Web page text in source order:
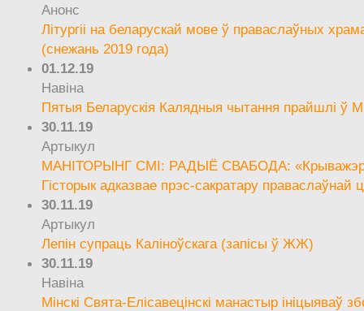
Анонс
Літургіі на беларускай мове ў праваслаўных
(снежань 2019 года)
01.12.19
Навіна
Пятыя Беларускія Калядныя чытання прайшлі ў
30.11.19
Артыкул
МАНІТОРЫНГ СМІ: РАДЫЁ СВАБОДА:
Гісторык адказвае прэс-сакратару праваслаўнай
30.11.19
Артыкул
Лепін супраць Каліноўскага (запісы ў ЖЖ)
30.11.19
Навіна
Мінскі Свята-Елісавецінскі манастыр ініцыяваў